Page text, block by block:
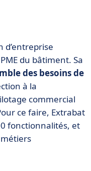
d’entreprise
du bâtiment. Sa
des besoins de
à la
commercial
ce faire, Extrabat
fonctionnalités, et